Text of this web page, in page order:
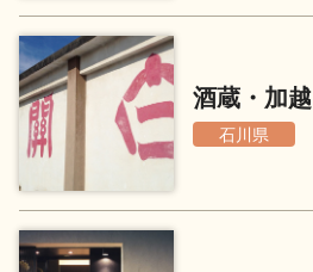
地酒用語集
お楽しみコンテンツ
酒蔵・加越
石川県